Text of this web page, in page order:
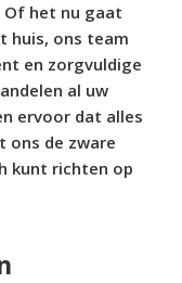
het nu gaat
huis, ons team
en zorgvuldige
al uw
ervoor dat alles
ons de zware
kunt richten op